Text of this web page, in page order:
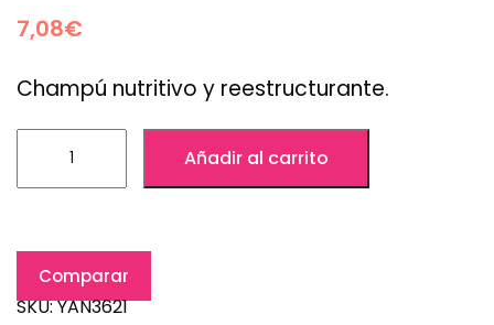
7,08€
Champú nutritivo y reestructurante.
Añadir al carrito
Comparar
SKU:YAN3621